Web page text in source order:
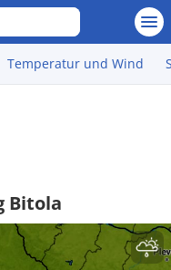
Temperatur und Wind
Bitola